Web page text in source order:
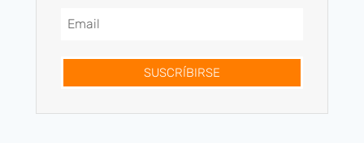
SUSCRÍBIRSE